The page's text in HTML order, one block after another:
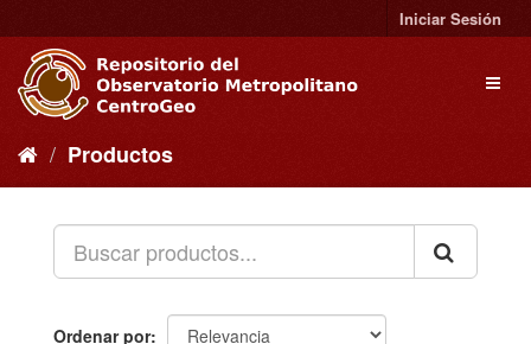
al
contenido
Iniciar Sesión
Productos
Ordenar por